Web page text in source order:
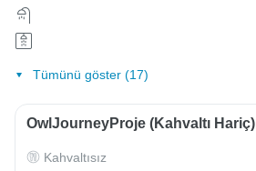
Tümünü göster (17)
OwlJourneyProje (Kahvaltı Hariç)
Kahvaltısız